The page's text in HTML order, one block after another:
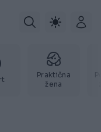
Praktična
žena